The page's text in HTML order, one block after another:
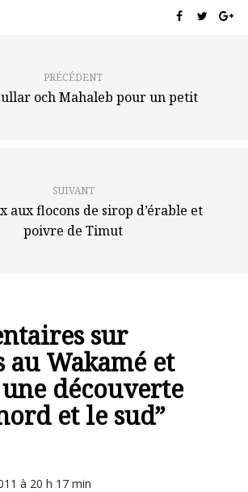
PRÉCÉDENT
och Mahaleb pour un petit
SUIVANT
aux flocons de sirop d’érable et
poivre de Timut
sur
Wakamé et
découverte
et le sud”
à 20 h 17 min